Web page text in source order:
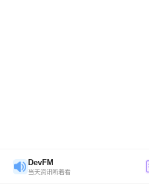
DevFM
当天资讯听着看